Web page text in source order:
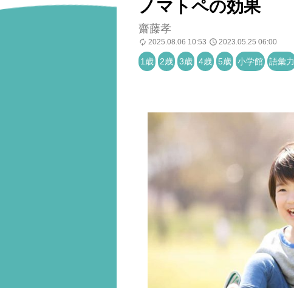
ノマトペの効果
齋藤孝
2025.08.06 10:53 2023.05.25 06:00
1歳 2歳 3歳 4歳 5歳 小学館 語彙力